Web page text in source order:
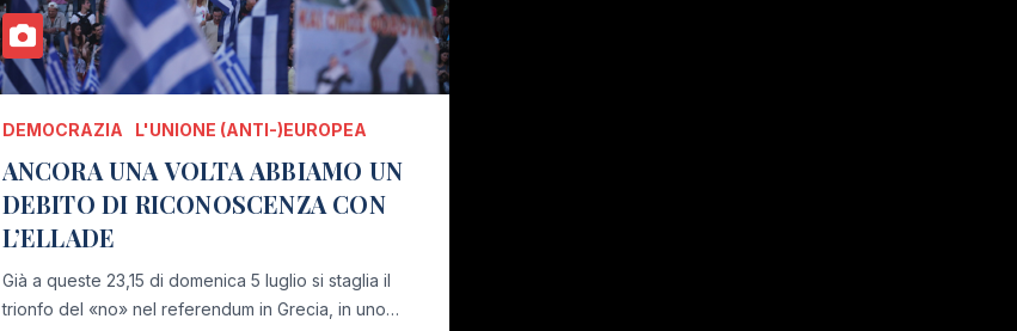
DEMOCRAZIA L'UNIONE (ANTI-)EUROPEA
ANCORA UNA VOLTA ABBIAMO UN
DEBITO DI RICONOSCENZA CON
L’ELLADE
Già a queste 23,15 di domenica 5 luglio si staglia il
trionfo del «no» nel referendum in Grecia, in uno…